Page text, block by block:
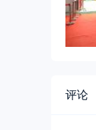
评论